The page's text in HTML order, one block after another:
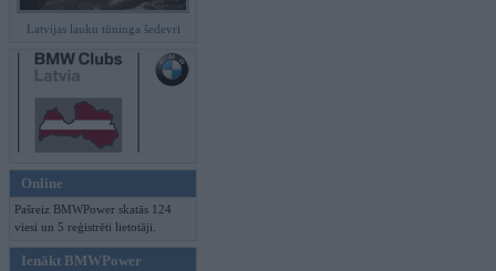
Latvijas lauku tūninga šedevri
Online
Pašreiz BMWPower skatās 124
viesi un 5 reģistrēti lietotāji.
Ienākt BMWPower